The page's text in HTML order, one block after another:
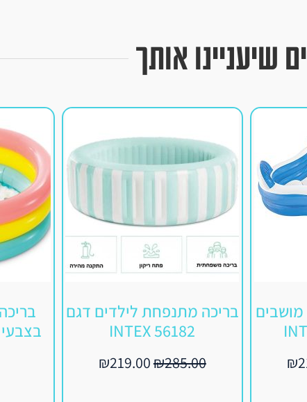
שיעניינו אותך
₪
בריכה מתנפחת לילדים דגם
INTEX 56182
₪285.00
₪219.00